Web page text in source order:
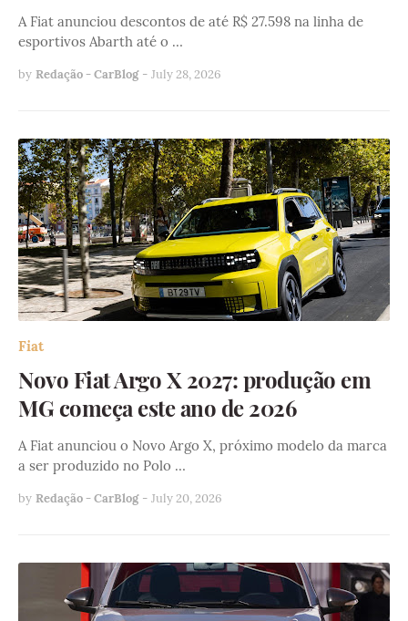
A Fiat anunciou descontos de até R$ 27.598 na linha de
esportivos Abarth até o …
by Redação - CarBlog - July 28, 2026
Fiat
Novo Fiat Argo X 2027: produção em
MG começa este ano de 2026
A Fiat anunciou o Novo Argo X, próximo modelo da marca
a ser produzido no Polo …
by Redação - CarBlog - July 20, 2026